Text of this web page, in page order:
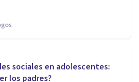
sociales en adolescentes:
los padres?